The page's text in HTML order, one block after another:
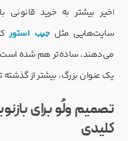
اخیر بیشتر به خرید قانونی
سایت‌هایی مثل جیب‌ استور
می‌دهند، ساده‌تر هم شده
یک عنوان بزرگ، بیشتر از گذشته
تصمیم ولُو برای
کلیدی